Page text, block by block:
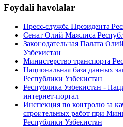
Foydali havolalar
Пресс-служба Президента
Сенат Олий Мажлиса
Законодательная Палата
Узбекистан
Министерство транспорта
Национальная база данных
Республики Узбекистан
Республика Узбекистан -
интернет-портал
Инспекция по контролю за
строительных работ при
Республики Узбекистан